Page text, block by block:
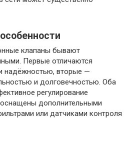
клапаны бывают
Первые отличаются
надёжностью, вторые —
и долговечностью. Оба
регулирование
дополнительными
или датчиками контроля